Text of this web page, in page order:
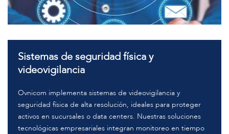
Sistemas de seguridad física y
videovigilancia
Ovnicom implementa sistemas de videovigilancia y
seguridad física de alta resolución, ideales para proteger
activos en sucursales o data centers. Nuestras soluciones
tecnológicas empresariales integran monitoreo en tiempo